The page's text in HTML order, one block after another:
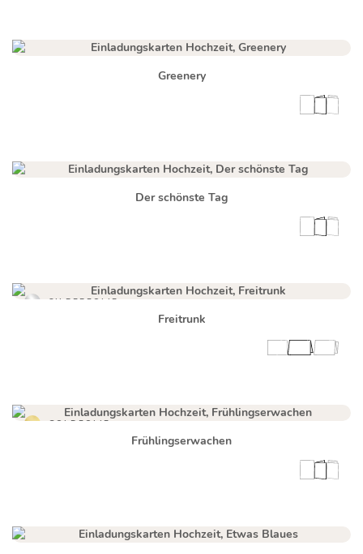
Greenery
Der schönste Tag
SILBERFOLIE
Freitrunk
GOLDFOLIE
Frühlingserwachen